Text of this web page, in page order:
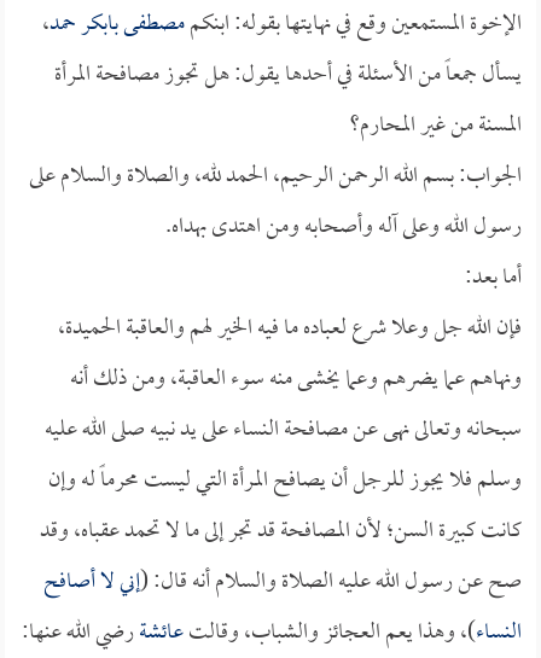
الإخوة المستمعين وقع في نهايتها بقوله: ابنكممصطفى بابكر حمد،
يسأل جمعاً من الأسئلة في أحدها يقول: هل تجوز مصافحة المرأة
المسنة من غير المحارم؟
الجواب: بسم الله الرحمن الرحيم، الحمد لله، والصلاة والسلام على
رسول الله وعلى آله وأصحابه ومن اهتدى بهداه.
أما بعد:
فإن الله جل وعلا شرع لعباده ما فيه الخير لهم والعاقبة الحميدة،
ونهاهم عما يضرهم وعما يخشى منه سوء العاقبة، ومن ذلك أنه
سبحانه وتعالى نهى عن مصافحة النساء على يد نبيه صلى الله عليه
وسلم فلا يجوز للرجل أن يصافح المرأة التي ليست محرماً له وإن
كانت كبيرة السن؛ لأن المصافحة قد تجر إلى ما لا تحمد عقباه، وقد
صح عن رسول الله عليه الصلاة والسلام أنه قال: (إني لا أصافح
النساء)، وهذا يعم العجائز والشباب، وقالتعائشةرضي الله عنها: